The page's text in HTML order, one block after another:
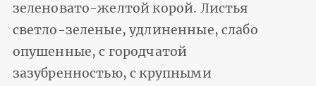
зеленовато-желтой корой. Листья
светло-зеленые, удлиненные, слабо
опушенные, с городчатой
зазубренностью, с крупными